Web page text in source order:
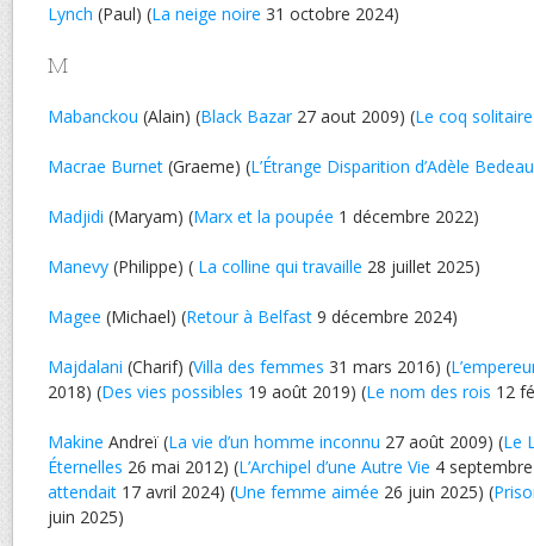
Lynch (Paul) (La neige noire 31 octobre 2024)
M
Mabanckou (Alain) (Black Bazar27 aout 2009) (Le coq solitaire
Macrae Burnet (Graeme) (L’Étrange Disparition d’Adèle Bedeau
Madjidi (Maryam) (Marx et la poupée 1 décembre 2022)
Manevy (Philippe) ( La colline qui travaille 28 juillet 2025)
Magee (Michael) (Retour à Belfast 9 décembre 2024)
Majdalani (Charif) (Villa des femmes 31 mars 2016) (
2018) (Des vies possibles 19 août 2019) (Le nom des rois 12
Makine Andreï (La vie d’un homme inconnu 27 août 2009) (Le
Éternelles 26 mai 2012) (L’Archipel d’une Autre Vie 4
attendait 17 avril 2024) (Une femme aimée 26 juin 2025) (
juin 2025)